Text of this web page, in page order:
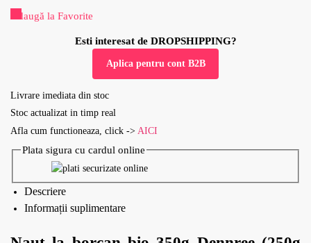
Adaugă la Favorite
Esti interesat de DROPSHIPPING?
Aplica pentru cont B2B
Livrare imediata din stoc
Stoc actualizat in timp real
Afla cum functioneaza, click -> AICI
Plata sigura cu cardul online
Descriere
Informații suplimentare